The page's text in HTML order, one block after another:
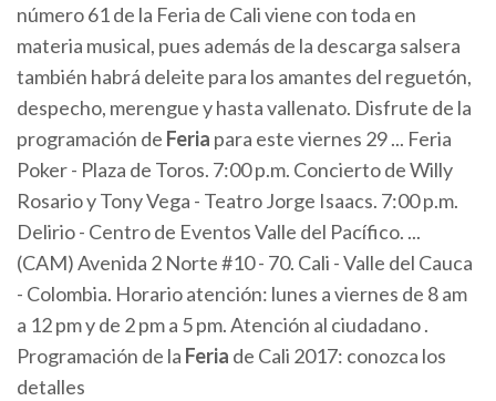
número 61 de la Feria de Cali viene con toda en
materia musical, pues además de la descarga salsera
también habrá deleite para los amantes del reguetón,
despecho, merengue y hasta vallenato. Disfrute de la
programación de Feria para este viernes 29 ... Feria
Poker - Plaza de Toros. 7:00 p.m. Concierto de Willy
Rosario y Tony Vega - Teatro Jorge Isaacs. 7:00 p.m.
Delirio - Centro de Eventos Valle del Pacífico. ...
(CAM) Avenida 2 Norte #10 - 70. Cali - Valle del Cauca
- Colombia. Horario atención: lunes a viernes de 8 am
a 12 pm y de 2 pm a 5 pm. Atención al ciudadano .
Programación de la Feria de Cali 2017: conozca los
detalles